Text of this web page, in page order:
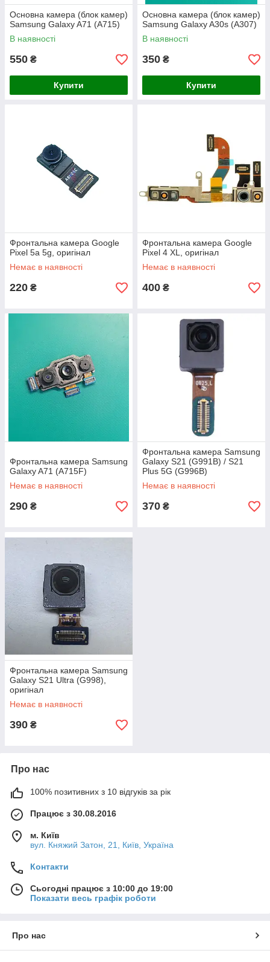
Основна камера (блок камер)
Samsung Galaxy A71 (A715)
В наявності
550 ₴
Купити
Основна камера (блок камер)
Samsung Galaxy A30s (A307)
В наявності
350 ₴
Купити
Фронтальна камера Google
Pixel 5a 5g, оригінал
Немає в наявності
220 ₴
Фронтальна камера Google
Pixel 4 XL, оригінал
Немає в наявності
400 ₴
Фронтальна камера Samsung
Galaxy A71 (A715F)
Немає в наявності
290 ₴
Фронтальна камера Samsung
Galaxy S21 (G991B) / S21
Plus 5G (G996B)
Немає в наявності
370 ₴
Фронтальна камера Samsung
Galaxy S21 Ultra (G998),
оригінал
Немає в наявності
390 ₴
Про нас
100% позитивних з 10 відгуків за рік
Працює з 30.08.2016
м. Київ
вул. Княжий Затон, 21, Київ, Україна
Контакти
Сьогодні працює з 10:00 до 19:00
Показати весь графік роботи
Про нас